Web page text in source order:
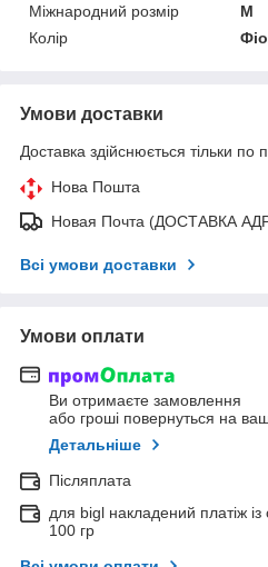
Міжнародний розмір
M
Колір
Умови доставки
Доставка здійснюється тільки по
Нова Пошта
Новая Почта (ДОСТАВКА
Всі умови доставки
Умови оплати
Ви отримаєте замовлення
або гроші повернуться на
Детальніше
Післяплата
для bigl накладений платіж
100 гр